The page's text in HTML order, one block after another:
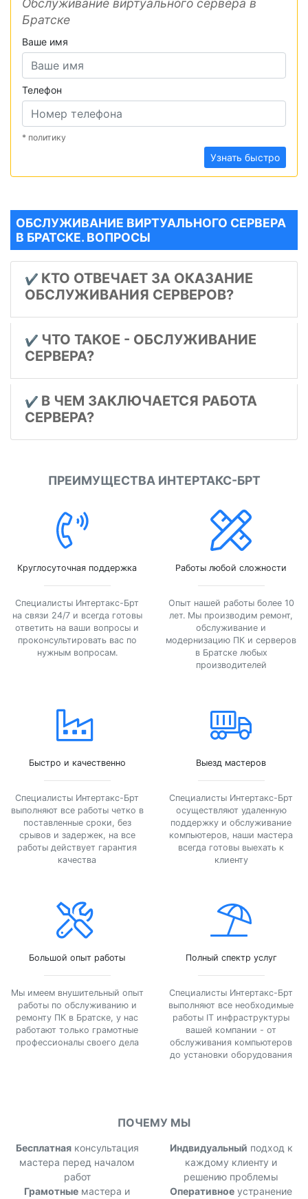
Обслуживание виртуального сервера в
Братске
Ваше имя
Телефон
* политику
Узнать быстро
ОБСЛУЖИВАНИЕ ВИРТУАЛЬНОГО СЕРВЕРА
В БРАТСКЕ. ВОПРОСЫ
✔️ КТО ОТВЕЧАЕТ ЗА ОКАЗАНИЕ
ОБСЛУЖИВАНИЯ СЕРВЕРОВ?
✔️ ЧТО ТАКОЕ - ОБСЛУЖИВАНИЕ
СЕРВЕРА?
✔️ В ЧЕМ ЗАКЛЮЧАЕТСЯ РАБОТА
СЕРВЕРА?
ПРЕИМУЩЕСТВА ИНТЕРТАКС-БРТ
Круглосуточная поддержка
Специалисты Интертакс-Брт
на связи 24/7 и всегда готовы
ответить на ваши вопросы и
проконсультировать вас по
нужным вопросам.
Работы любой сложности
Опыт нашей работы более 10
лет. Мы производим ремонт,
обслуживание и
модернизацию ПК и серверов
в Братске любых
производителей
Быстро и качественно
Специалисты Интертакс-Брт
выполняют все работы четко в
поставленные сроки, без
срывов и задержек, на все
работы действует гарантия
качества
Выезд мастеров
Специалисты Интертакс-Брт
осуществляют удаленную
поддержку и обслуживание
компьютеров, наши мастера
всегда готовы выехать к
клиенту
Большой опыт работы
Мы имеем внушительный опыт
работы по обслуживанию и
ремонту ПК в Братске, у нас
работают только грамотные
профессионалы своего дела
Полный спектр услуг
Специалисты Интертакс-Брт
выполняют все необходимые
работы IT инфраструктуры
вашей компании - от
обслуживания компьютеров
до установки оборудования
ПОЧЕМУ МЫ
Бесплатнаяконсультация
мастера перед началом
работ
Индвидуальный подход к
каждому клиенту и
решению проблемы
Грамотные мастера и
Оперативное устранение